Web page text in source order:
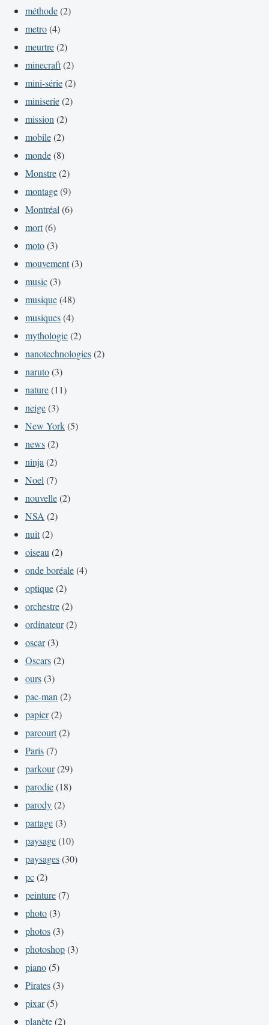
méthode(2)
metro(4)
meurtre(2)
minecraft(2)
mini-série(2)
miniserie(2)
mission (2)
mobile(2)
monde(8)
Monstre(2)
montage(9)
Montréal (6)
mort(6)
moto(3)
mouvement(3)
music(3)
musique(48)
musiques(4)
mythologie(2)
nanotechnologies(2)
naruto(3)
nature(11)
neige(3)
New York(5)
news(2)
ninja (2)
Noel (7)
nouvelle(2)
NSA (2)
nuit(2)
oiseau (2)
onde boréale(4)
optique(2)
orchestre(2)
ordinateur(2)
oscar(3)
Oscars(2)
ours(3)
pac-man (2)
papier(2)
parcourt(2)
Paris(7)
parkour(29)
parodie(18)
parody(2)
partage(3)
paysage(10)
paysages(30)
pc(2)
peinture(7)
photo(3)
photos(3)
photoshop(3)
piano(5)
Pirates(3)
pixar(5)
planète(2)